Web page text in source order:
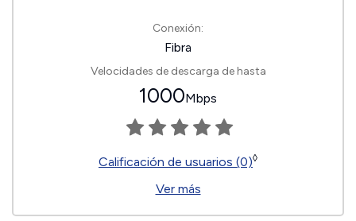
Conexión:
Fibra
Velocidades de descarga de hasta
1000Mbps
Calificación de usuarios (0)◊
Ver más